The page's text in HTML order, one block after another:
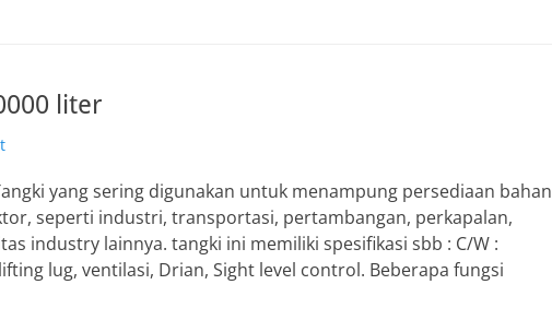
liter
yang sering digunakan untuk menampung persediaan bahan
seperti industri, transportasi, pertambangan, perkapalan,
industry lainnya. tangki ini memiliki spesifikasi sbb : C/W :
lug, ventilasi, Drian, Sight level control. Beberapa fungsi